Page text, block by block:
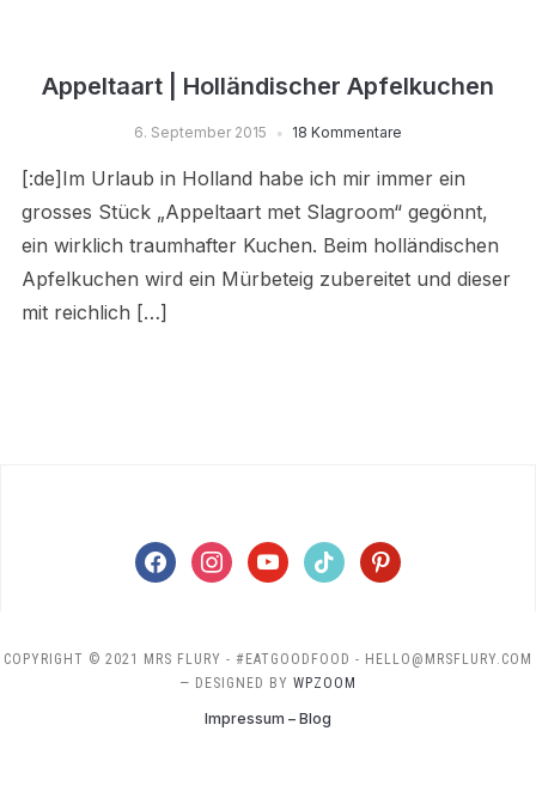
Appeltaart | Holländischer Apfelkuchen
6. September 2015 18 Kommentare
[:de]Im Urlaub in Holland habe ich mir immer ein
grosses Stück „Appeltaart met Slagroom“ gegönnt,
ein wirklich traumhafter Kuchen. Beim holländischen
Apfelkuchen wird ein Mürbeteig zubereitet und dieser
mit reichlich […]
facebookinstagramyoutubetiktok pinterest
COPYRIGHT © 2021 MRS FLURY - #EATGOODFOOD - HELLO@MRSFLURY.COM
— DESIGNED BY WPZOOM
Impressum – Blog